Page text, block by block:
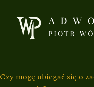
Czy mogę ubiegać się o